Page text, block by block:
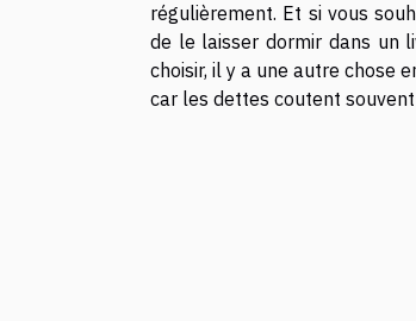
régulièrement. Et si vous
de le laisser dormir dans un
choisir, il y a une autre chose
car les dettes coutent